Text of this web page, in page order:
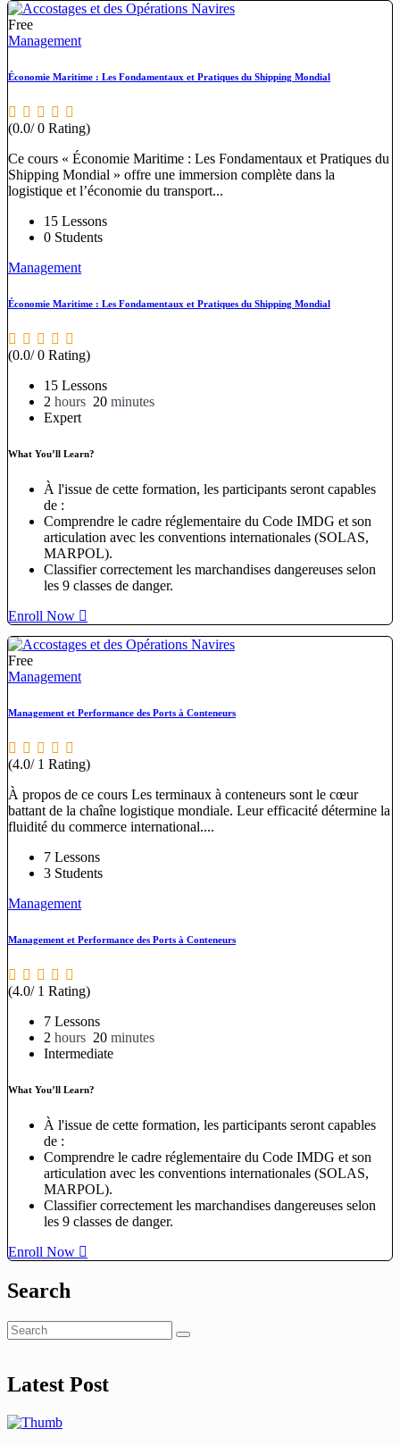
Free
Management
Économie Maritime : Les Fondamentaux et Pratiques du Shipping Mondial
(0.0/ 0 Rating)
Ce cours « Économie Maritime : Les Fondamentaux et Pratiques du
Shipping Mondial » offre une immersion complète dans la
logistique et l’économie du transport...
15 Lessons
0 Students
Management
Économie Maritime : Les Fondamentaux et Pratiques du Shipping Mondial
(0.0/ 0 Rating)
15 Lessons
2 hours 20 minutes
Expert
What You’ll Learn?
À l'issue de cette formation, les participants seront capables
de :
Comprendre le cadre réglementaire du Code IMDG et son
articulation avec les conventions internationales (SOLAS,
MARPOL).
Classifier correctement les marchandises dangereuses selon
les 9 classes de danger.
Enroll Now
Free
Management
Management et Performance des Ports à Conteneurs
(4.0/ 1 Rating)
À propos de ce cours Les terminaux à conteneurs sont le cœur
battant de la chaîne logistique mondiale. Leur efficacité détermine la
fluidité du commerce international....
7 Lessons
3 Students
Management
Management et Performance des Ports à Conteneurs
(4.0/ 1 Rating)
7 Lessons
2 hours 20 minutes
Intermediate
What You’ll Learn?
À l'issue de cette formation, les participants seront capables
de :
Comprendre le cadre réglementaire du Code IMDG et son
articulation avec les conventions internationales (SOLAS,
MARPOL).
Classifier correctement les marchandises dangereuses selon
les 9 classes de danger.
Enroll Now
Search
Latest Post